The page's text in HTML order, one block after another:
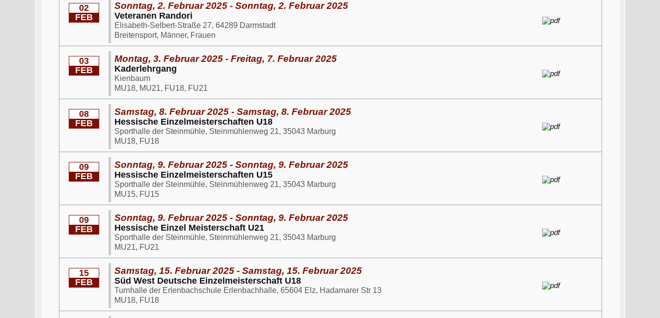
02
FEB
Sonntag, 2. Februar 2025 - Sonntag, 2. Februar 2025
Veteranen Randori
Elisabeth-Selbert-Straße 27, 64289 Darmstadt
Breitensport, Männer, Frauen
03
FEB
Montag, 3. Februar 2025 - Freitag, 7. Februar 2025
Kaderlehrgang
Kienbaum
MU18, MU21, FU18, FU21
08
FEB
Samstag, 8. Februar 2025 - Samstag, 8. Februar 2025
Hessische Einzelmeisterschaften U18
Sporthalle der Steinmühle, Steinmühlenweg 21, 35043 Marburg
MU18, FU18
09
FEB
Sonntag, 9. Februar 2025 - Sonntag, 9. Februar 2025
Hessische Einzelmeisterschaften U15
Sporthalle der Steinmühle, Steinmühlenweg 21, 35043 Marburg
MU15, FU15
09
FEB
Sonntag, 9. Februar 2025 - Sonntag, 9. Februar 2025
Hessische Einzel Meisterschaft U21
Sporthalle der Steinmühle, Steinmühlenweg 21, 35043 Marburg
MU21, FU21
15
FEB
Samstag, 15. Februar 2025 - Samstag, 15. Februar 2025
Süd West Deutsche Einzelmeisterschaft U18
Turnhalle der Erlenbachschule Erlenbachhalle, 65604 Elz, Hadamarer Str 13
MU18, FU18